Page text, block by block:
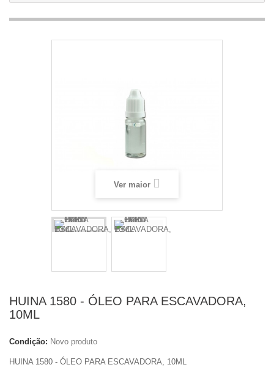
Ver maior
HUINA 1580 - ÓLEO PARA ESCAVADORA,
10ML
Condição: Novo produto
HUINA 1580 - ÓLEO PARA ESCAVADORA, 10ML